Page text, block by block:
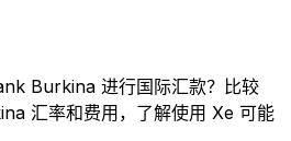
Burkina 进行国际汇款？比较
汇率和费用，了解使用 Xe 可能